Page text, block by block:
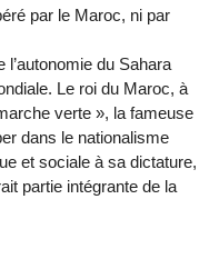
par le Maroc, ni par
l’autonomie du Sahara
Le roi du Maroc, à
verte », la fameuse
dans le nationalisme
et sociale à sa dictature,
partie intégrante de la